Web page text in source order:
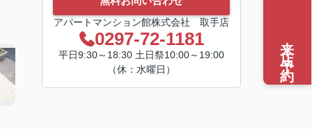
アパートマンション館株式会社 取手店
0297-72-1181
平日9:30～18:30 土日祭10:00～19:00
（休：水曜日）
来店予約